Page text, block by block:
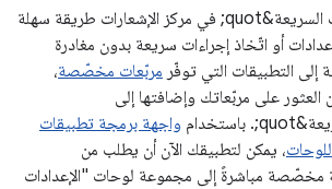
توفّر &quot;الإعدادات السريعة&quot; في مركز الإشعارات طريقة سهلة
أو اتّخاذ إجراءات سريعة بدون مغادرة
إلى التطبيقات التي توفّر مربّعات مخصّصة،
على مربّعاتك وإضافتها إلى
واجهة برمجة تطبيقات
، يمكن لتطبيقك الآن أن يطلب من
مخصّصة مباشرةً إلى مجموعة لوحات "الإعدادات